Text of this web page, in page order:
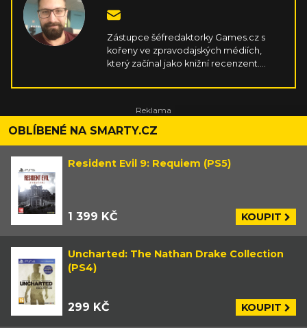
Zástupce šéfredaktorky Games.cz s
kořeny ve zpravodajských médiích,
který začínal jako knižní recenzent.
příběhů a singleplayerových her
Rád se vzteká u soulsovek, uklidňuje v
otevřených světech, hraje si na někoho
dobrou skotskou.
OBLÍBENÉ NA SMARTY.CZ
Resident Evil 9: Requiem (PS5)
1 399 KČ KOUPIT
Uncharted: The Nathan Drake Collection
(PS4)
299 KČ KOUPIT